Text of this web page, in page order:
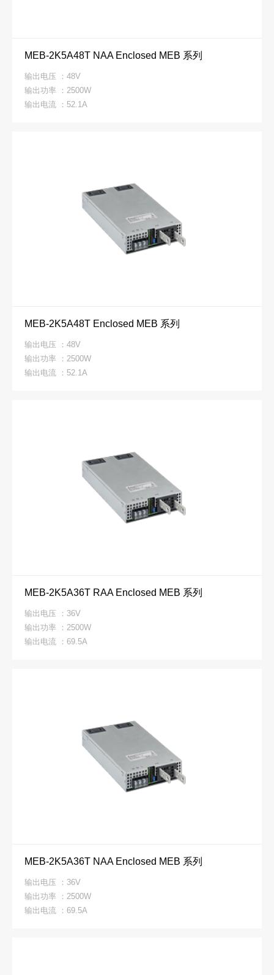
MEB-2K5A48T NAA Enclosed MEB 系列
输出电压 ：48V
输出功率 ：2500W
输出电流 ：52.1A
MEB-2K5A48T Enclosed MEB 系列
输出电压 ：48V
输出功率 ：2500W
输出电流 ：52.1A
MEB-2K5A36T RAA Enclosed MEB 系列
输出电压 ：36V
输出功率 ：2500W
输出电流 ：69.5A
MEB-2K5A36T NAA Enclosed MEB 系列
输出电压 ：36V
输出功率 ：2500W
输出电流 ：69.5A